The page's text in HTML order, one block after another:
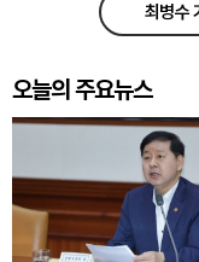
최병수
오늘의 주요뉴스